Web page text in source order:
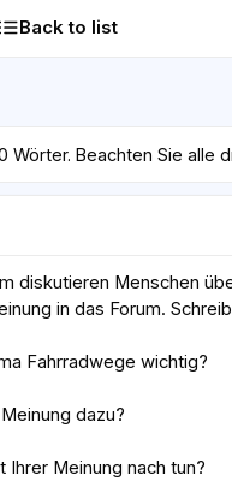
Back to list
Wörter. Beachten Sie alle
diskutieren Menschen
in das Forum.
Fahrradwege wichtig?
dazu?
Meinung nach tun?